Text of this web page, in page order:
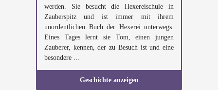
werden. Sie besucht die Hexereischule in
Zauberspitz und ist immer mit ihrem
unordentlichen Buch der Hexerei unterwegs.
Eines Tages lernt sie Tom, einen jungen
Zauberer, kennen, der zu Besuch ist und eine
besondere ...
Geschichte anzeigen